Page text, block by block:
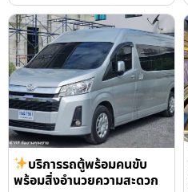
บริการรถตู้พร้อมคนขับ
พร้อมสิ่งอำนวยความสะดวก